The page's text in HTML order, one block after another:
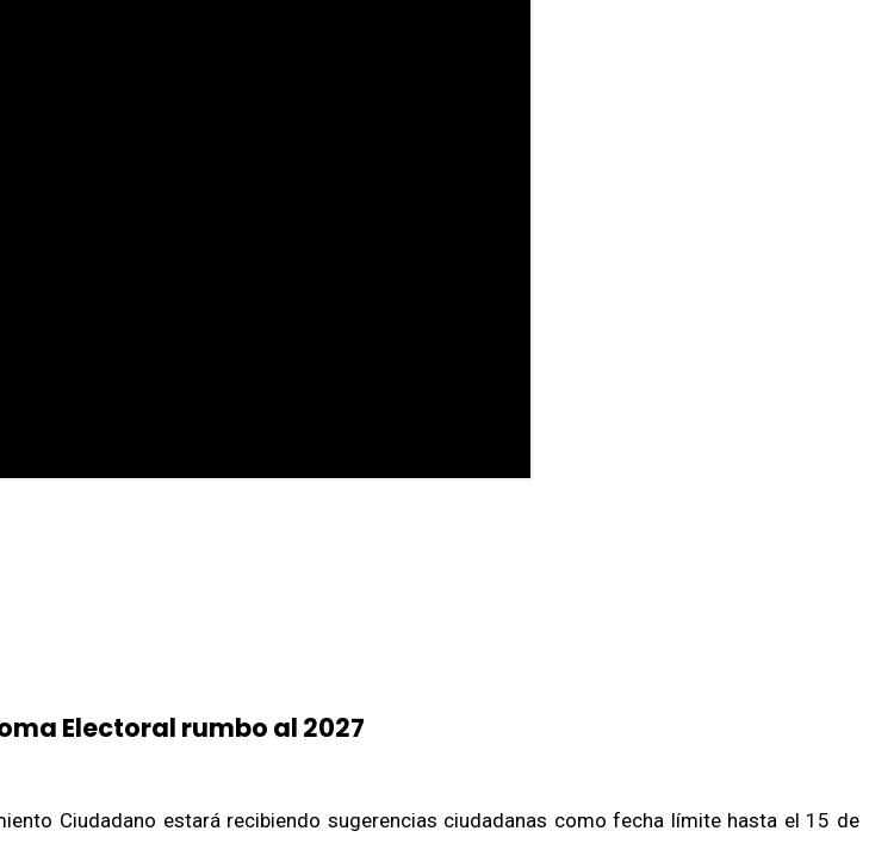
Electoral rumbo al 2027
Ciudadano estará recibiendo sugerencias ciudadanas como fecha límite hasta el 15 de